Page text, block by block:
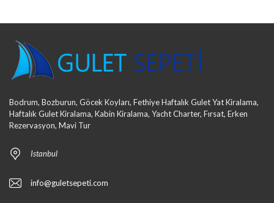
Bodrum, Bozburun, Göcek Koyları, Fethiye Haftalık Gulet Yat Kiralama,
Haftalık Gulet Kiralama, Kabin Kiralama, Yacht Charter, Fırsat, Erken
Rezervasyon, Mavi Tur
Istanbul
info@guletsepeti.com